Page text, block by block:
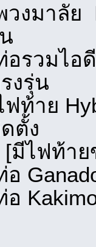
วงมาลัย
น
อรวมไอ
งรุ่น
ฟท้าย
ตั้ง
มีไฟท้าย
อ
อ